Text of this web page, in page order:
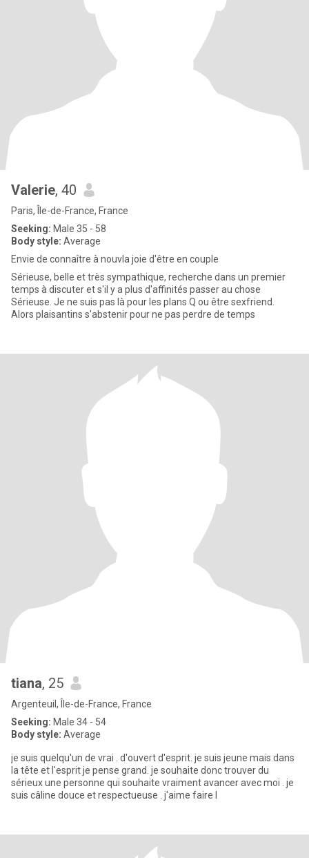
Valerie, 40
Paris, Île-de-France, France
Seeking: Male 35 - 58
Body style: Average
Envie de connaître à nouvla joie d'être en couple
Sérieuse, belle et très sympathique, recherche dans un premier
temps à discuter et s'il y a plus d'affinités passer au chose
Sérieuse. Je ne suis pas là pour les plans Q ou être sexfriend.
Alors plaisantins s'abstenir pour ne pas perdre de temps
tiana, 25
Argenteuil, Île-de-France, France
Seeking: Male 34 - 54
Body style: Average
je suis quelqu'un de vrai . d'ouvert d'esprit. je suis jeune mais dans
la tête et l'esprit je pense grand. je souhaite donc trouver du
sérieux une personne qui souhaite vraiment avancer avec moi . je
suis câline douce et respectueuse . j'aime faire l